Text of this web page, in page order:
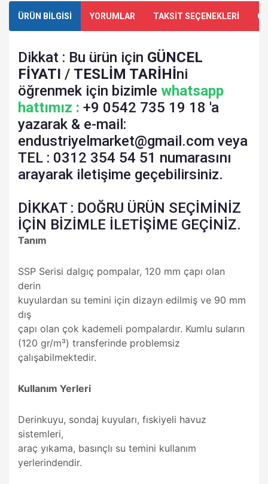
ÜRÜN BİLGİSİ YORUMLAR TAKSİT SEÇENEKLERİ
Dikkat : Bu ürün için GÜNCEL
FİYATI / TESLİM TARİHİni
öğrenmek için bizimle whatsapp
hattımız : +9 0542 735 19 18 'a
yazarak & e-mail:
endustriyelmarket@gmail.com veya
TEL : 0312 354 54 51 numarasını
arayarak iletişime geçebilirsiniz.
DİKKAT : DOĞRU ÜRÜN SEÇİMİNİZ
İÇİN BİZİMLE İLETİŞİME GEÇİNİZ.
Tanım
SSP Serisi dalgıç pompalar, 120 mm çapı olan
derin
kuyulardan su temini için dizayn edilmiş ve 90 mm
dış
çapı olan çok kademeli pompalardır. Kumlu suların
(120 gr/m³) transferinde problemsiz
çalışabilmektedir.
Kullanım Yerleri
Derinkuyu, sondaj kuyuları, fıskiyeli havuz
sistemleri,
araç yıkama, basınçlı su temini kullanım
yerlerindendir.